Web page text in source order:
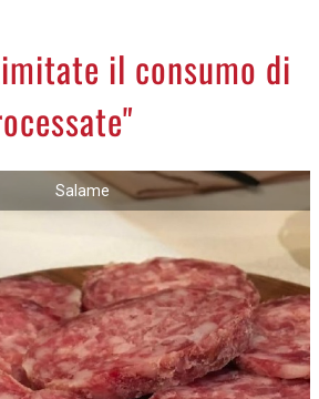
LA PIAZZA
ANIMALI
il consumo di
Salame